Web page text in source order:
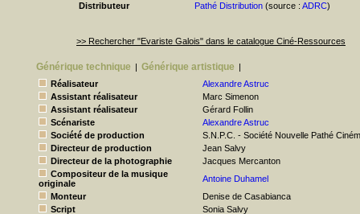
Distributeur
Pathé Distribution (source : ADRC)
>> Rechercher "Evariste Galois" dans le catalogue Ciné-Ressources
Générique technique | Générique artistique |
Réalisateur
Alexandre Astruc
Assistant réalisateur
Marc Simenon
Assistant réalisateur
Gérard Follin
Scénariste
Alexandre Astruc
Société de production
S.N.P.C. - Société Nouvelle Pathé
Directeur de production
Jean Salvy
Directeur de la photographie
Jacques Mercanton
Compositeur de la musique
originale
Antoine Duhamel
Monteur
Denise de Casabianca
Script
Sonia Salvy